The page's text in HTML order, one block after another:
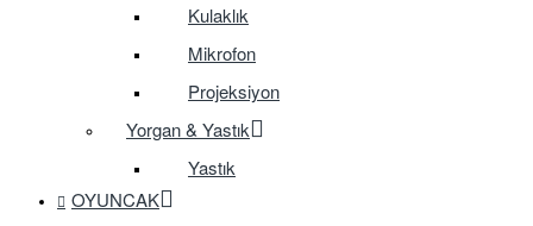
Kulaklık
Mikrofon
Projeksiyon
Yorgan & Yastık
Yastık
OYUNCAK